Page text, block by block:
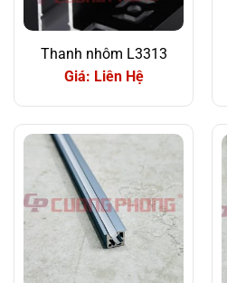
Thanh nhôm L3313
Giá: Liên Hệ